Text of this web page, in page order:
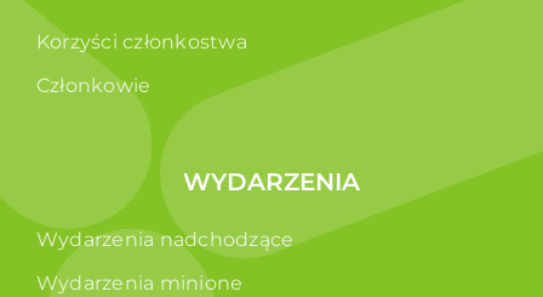
Korzyści członkostwa
Członkowie
WYDARZENIA
Wydarzenia nadchodzące
Wydarzenia minione